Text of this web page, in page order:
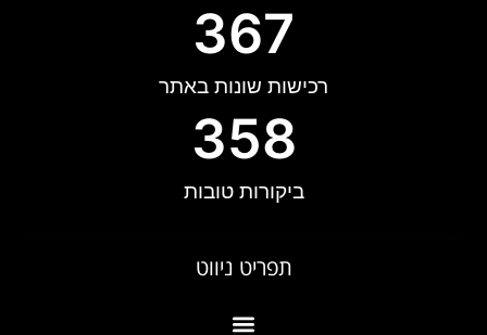
רכישות שונות באתר
367
ביקורות טובות
358
תפריט ניווט